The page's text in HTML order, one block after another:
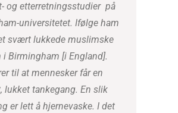
og etterretningsstudier på
universitetet. Ifølge ham
svært lukkede muslimske
i Birmingham [i England].
til at mennesker får en
lukket tankegang. En slik
er lett å hjernevaske. I det